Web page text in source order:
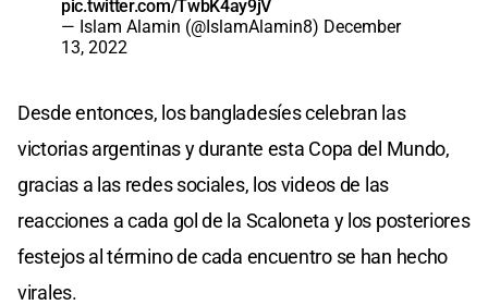
pic.twitter.com/TwbK4ay9jV
— Islam Alamin (@IslamAlamin8) December
13, 2022
Desde entonces, los bangladesíes celebran las
victorias argentinas y durante esta Copa del Mundo,
gracias a las redes sociales, los videos de las
reacciones a cada gol de la Scaloneta y los posteriores
festejos al término de cada encuentro se han hecho
virales.